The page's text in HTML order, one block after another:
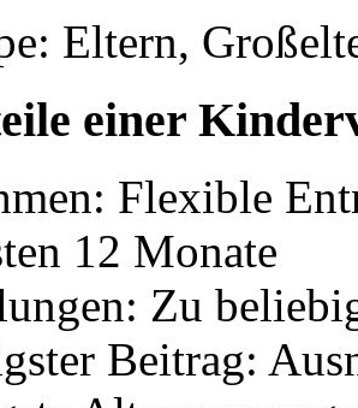
Eltern,
einer
Flexible
12 Monate
Zu
Beitrag: